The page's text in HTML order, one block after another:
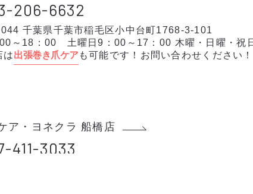
206-6632
千葉県千葉市稲毛区小中台町1768-3-101
～18：00 土曜日9：00～17：00 木曜・日曜・祝
は出張巻き爪ケアも可能です！お問い合わせください！
ア・ヨネクラ 船橋店
411-3033